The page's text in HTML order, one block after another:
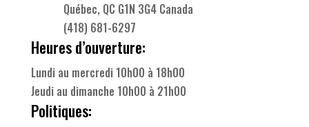
Québec, QC G1N 3G4 Canada
(418) 681-6297
Heures d’ouverture:
Lundi au mercredi 10h00 à 18h00
Jeudi au dimanche 10h00 à 21h00
Politiques: